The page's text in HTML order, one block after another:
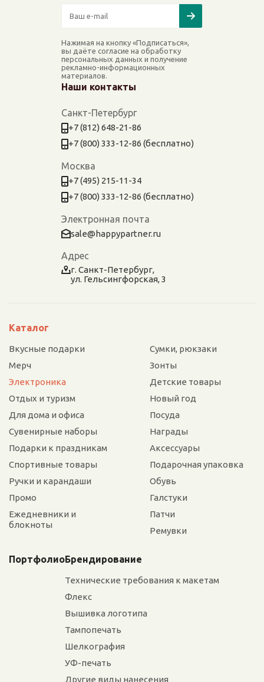
Нажимая на кнопку «Подписаться»,
вы даёте согласие на обработку
персональных данных и получение
рекламно-информационных
материалов.
Наши контакты
Санкт-Петербург
+7 (812) 648-21-86
+7 (800) 333-12-86 (бесплатно)
Москва
+7 (495) 215-11-34
+7 (800) 333-12-86 (бесплатно)
Электронная почта
sale@happypartner.ru
Адрес
г. Санкт-Петербург,
ул. Гельсингфорская, 3
Каталог
Вкусные подарки
Мерч
Электроника
Отдых и туризм
Для дома и офиса
Сувенирные наборы
Подарки к праздникам
Спортивные товары
Ручки и карандаши
Промо
Ежедневники и
блокноты
Сумки, рюкзаки
Зонты
Детские товары
Новый год
Посуда
Награды
Аксессуары
Подарочная упаковка
Обувь
Галстуки
Патчи
Ремувки
ПортфолиоБрендирование
Технические требования к макетам
Флекс
Вышивка логотипа
Тампопечать
Шелкография
УФ-печать
Другие виды нанесения